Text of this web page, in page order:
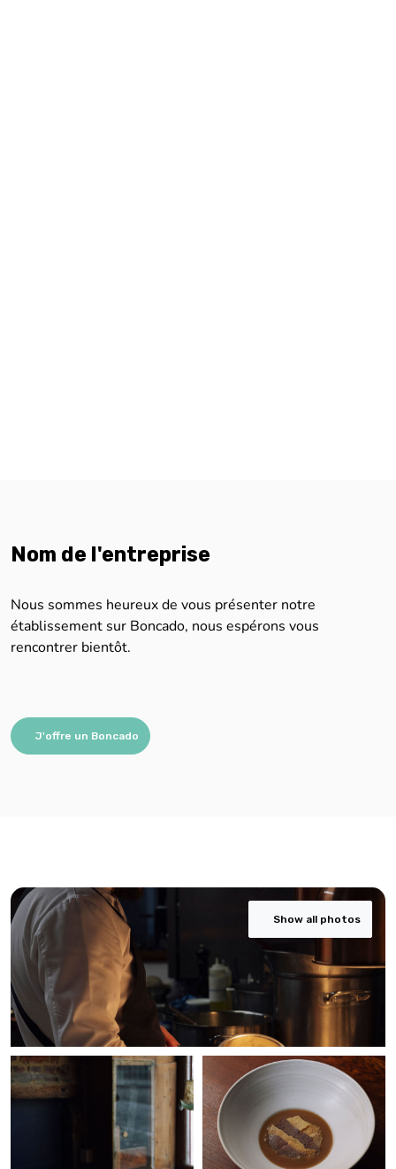
Nom de l'entreprise
Nous sommes heureux de vous présenter notre
établissement sur Boncado, nous espérons vous
rencontrer bientôt.
J'offre un Boncado
Show all photos